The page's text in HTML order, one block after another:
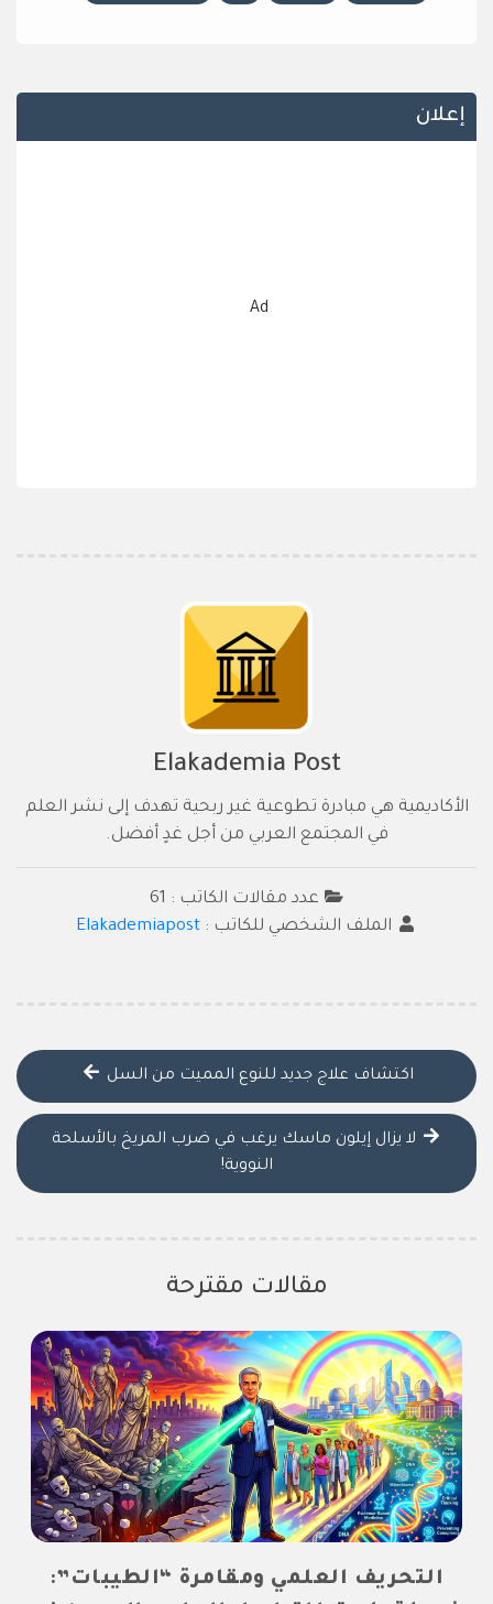
إعلان
Ad
Elakademia Post
الأكاديمية هي مبادرة تطوعية غير ربحية تهدف إلى نشر العلم
في المجتمع العربي من أجل غدٍ أفضل.
عدد مقالات الكاتب : 61
الملف الشخصي للكاتب : Elakademiapost
اكتشاف علاج جديد للنوع المميت من السل
لا يزال إيلون ماسك يرغب في ضرب المريخ بالأسلحة
النووية!
مقالات مقترحة
التحريف العلمي ومقامرة “الطيبات”: